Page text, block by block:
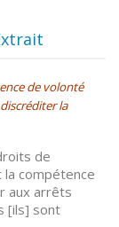
de volonté
la
de
la compétence
aux arrêts
[ils] sont